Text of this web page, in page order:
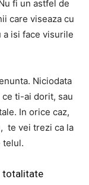
fi un astfel de
care viseaza cu
isi face visurile
Niciodata
ti-ai dorit, sau
In orice caz,
te vei trezi ca la
telul.
totalitate